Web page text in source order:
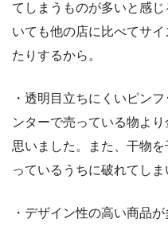
てしまうものが多いと感
いても他の店に比べてサ
たりするから。
・透明目立ちにくいピン
ンターで売っている物よ
思いました。また、干物
っているうちに破れてしま
・デザイン性の高い商品